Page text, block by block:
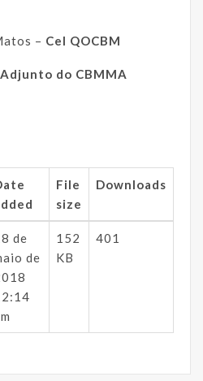
– Cel QOCBM
do CBMMA
File
size
Downloads
de
de
152
KB
401